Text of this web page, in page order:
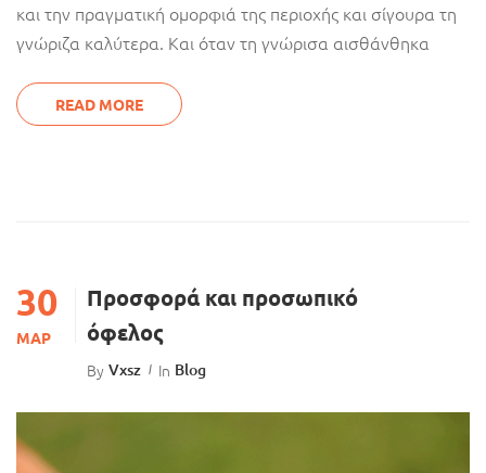
και την πραγματική ομορφιά της περιοχής και σίγουρα τη
γνώριζα καλύτερα. Και όταν τη γνώρισα αισθάνθηκα
READ MORE
30
ΜΑΡ
Προσφορά και προσωπικό
όφελος
By Vxsz In Blog